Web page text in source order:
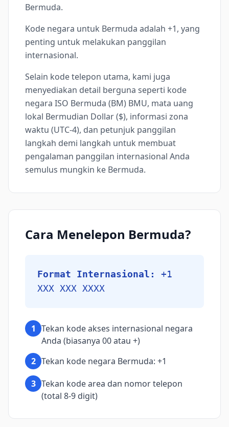
Bermuda.
Kode negara untuk Bermuda adalah +1, yang
penting untuk melakukan panggilan
internasional.
Selain kode telepon utama, kami juga
menyediakan detail berguna seperti kode
negara ISO Bermuda (BM) BMU, mata uang
lokal Bermudian Dollar ($), informasi zona
waktu (UTC-4), dan petunjuk panggilan
langkah demi langkah untuk membuat
pengalaman panggilan internasional Anda
semulus mungkin ke Bermuda.
Cara Menelepon Bermuda?
Format Internasional:
+1
XXX XXX XXXX
1 Tekan kode akses internasional negara
Anda (biasanya 00 atau +)
2 Tekan kode negara Bermuda: +1
3 Tekan kode area dan nomor telepon
(total 8-9 digit)